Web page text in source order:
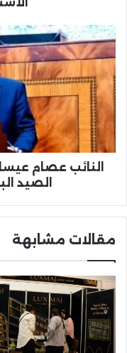
النائب
عصام
عيساوي
يسلط
الضوء
على
تحديات
الصيد
البحري
بالجهةالنائب عصام
الصيد
مقالات مشابهة